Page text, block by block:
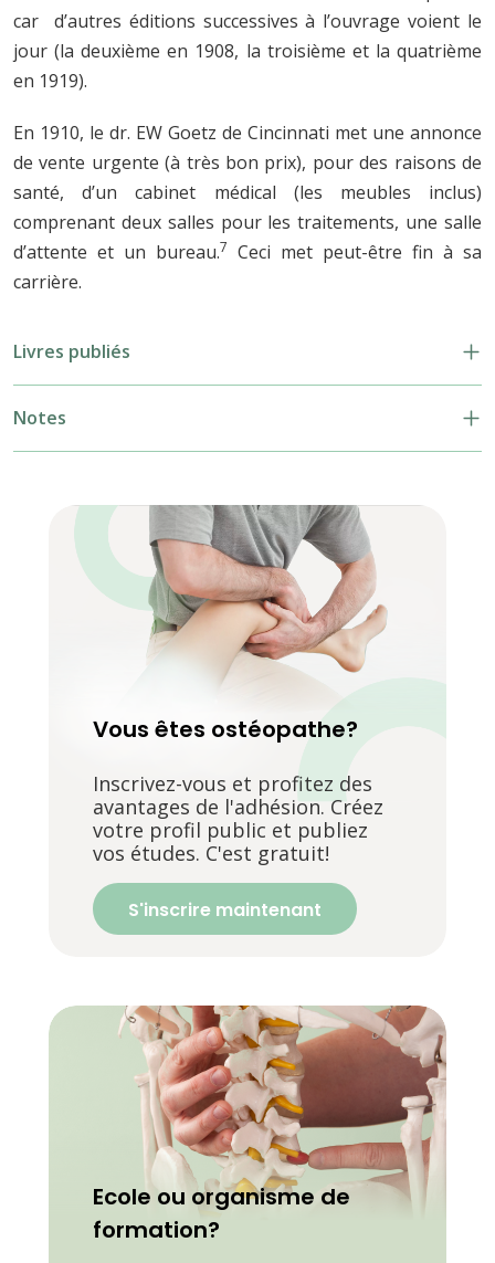
car d’autres éditions successives à l’ouvrage voient le
jour (la deuxième en 1908, la troisième et la quatrième
en 1919).
En 1910, le dr. EW Goetz de Cincinnati met une annonce
de vente urgente (à très bon prix), pour des raisons de
santé, d’un cabinet médical (les meubles inclus)
comprenant deux salles pour les traitements, une salle
d’attente et un bureau.7 Ceci met peut-être fin à sa
carrière.
Livres publiés
Notes
Vous êtes ostéopathe?
Inscrivez-vous et profitez des
avantages de l'adhésion. Créez
votre profil public et publiez
vos études. C'est gratuit!
S'inscrire maintenant
Ecole ou organisme de
formation?